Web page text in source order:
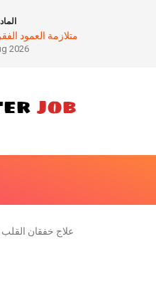
متلازمة العمود
2026
علاج خفقان القلب